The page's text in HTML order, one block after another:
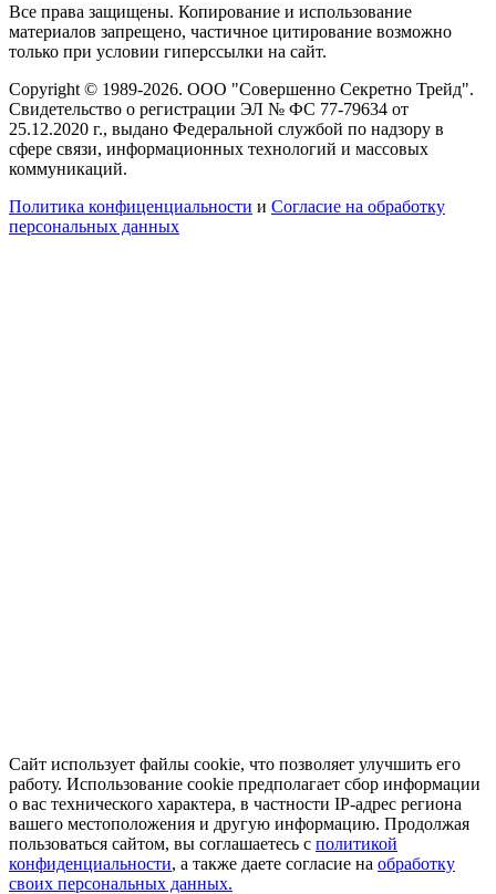
Все права защищены. Копирование и использование
материалов запрещено, частичное цитирование возможно
только при условии гиперссылки на сайт.
Copyright © 1989-2026. ООО "Совершенно Секретно Трейд".
Свидетельство о регистрации ЭЛ № ФС 77-79634 от
25.12.2020 г., выдано Федеральной службой по надзору в
сфере связи, информационных технологий и массовых
коммуникаций.
Политика конфиценциальности и Согласие на обработку
персональных данных
Сайт использует файлы cookie, что позволяет улучшить его
работу. Использование cookie предполагает сбор информации
о вас технического характера, в частности IP-адрес региона
вашего местоположения и другую информацию. Продолжая
пользоваться сайтом, вы соглашаетесь с политикой
конфиденциальности, а также даете согласие на обработку
своих персональных данных.